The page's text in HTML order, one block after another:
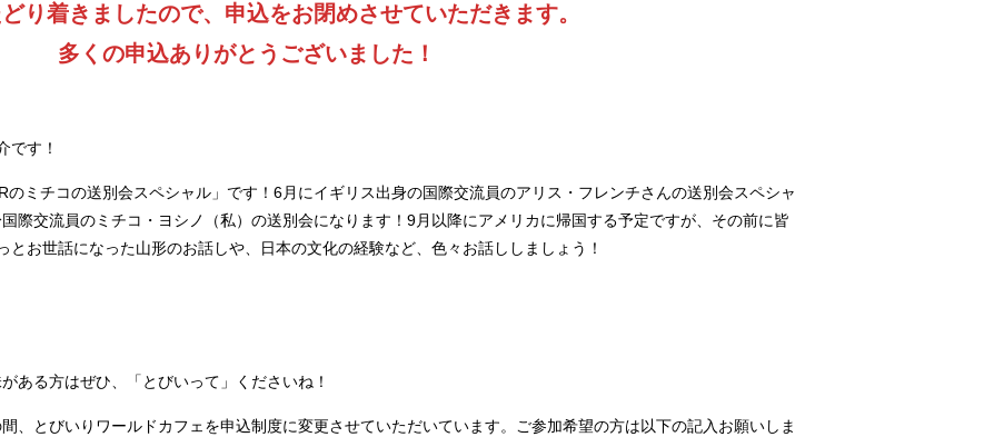
り着きましたので、申込をお閉めさせていただきます。
多くの申込ありがとうございました！
です！
ミチコの送別会スペシャル」です！6月にイギリス出身の国際交流員のアリス・フレンチさんの送別会スペシャ
際交流員のミチコ・ヨシノ（私）の送別会になります！9月以降にアメリカに帰国する予定ですが、その前に皆
とお世話になった山形のお話しや、日本の文化の経験など、色々お話ししましょう！
ある方はぜひ、「とびいって」くださいね！
、とびいりワールドカフェを申込制度に変更させていただいています。ご参加希望の方は以下の記入お願いしま